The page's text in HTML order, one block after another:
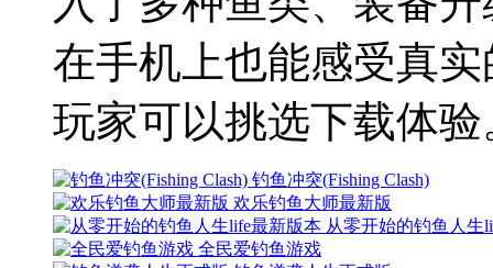
在手机上也能感受真
玩家可以挑选下载体验
钓鱼冲突(Fishing Clash)
欢乐钓鱼大师最新版
从零开始的钓鱼人生
全民爱钓鱼游戏